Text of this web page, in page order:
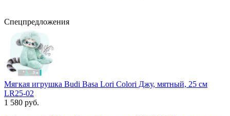
Спецпредложения
Мягкая игрушка Budi Basa Lori Colori Джу, мятный, 25 см
LR25-02
1 580 руб.